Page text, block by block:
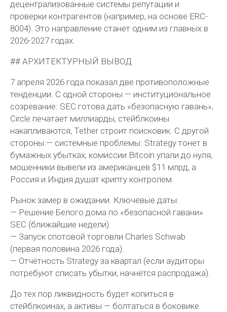
децентрализованные системы репутации и
проверки контрагентов (например, на основе ERC-
8004). Это направление станет одним из главных в
2026-2027 годах.
## АРХИТЕКТУРНЫЙ ВЫВОД
7 апреля 2026 года показал две противоположные
тенденции. С одной стороны — институциональное
созревание: SEC готова дать «безопасную гавань»,
Circle печатает миллиарды, стейблкоины
накапливаются, Tether строит поисковик. С другой
стороны — системные проблемы: Strategy тонет в
бумажных убытках, комиссии Bitcoin упали до нуля,
мошенники вывели из американцев $11 млрд, а
Россия и Индия душат крипту контролем.
Рынок замер в ожидании. Ключевые даты:
— Решение Белого дома по «безопасной гавани»
SEC (ближайшие недели).
— Запуск спотовой торговли Charles Schwab
(первая половина 2026 года).
— Отчётность Strategy за квартал (если аудиторы
потребуют списать убытки, начнётся распродажа).
До тех пор ликвидность будет копиться в
стейблкоинах, а активы — болтаться в боковике.